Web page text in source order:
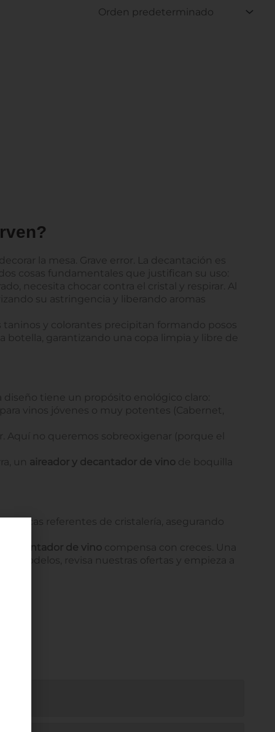
la mesa. Grave error. La decantación es
cosas fundamentales que justifican su uso:
necesita chocar contra el cristal y respirar. Al
su astringencia y liberando aromas
taninos y colorantes precipitan formando posos
garantizando una copa limpia y libre de
diseño tiene un propósito enológico claro:
vinos jóvenes o muy potentes (Cabernet,
Aquí no queremos sobreoxigenar (porque el
un aireador y decantador de vino de boquilla
marcas referentes de cristalería, asegurando
decantador de vino compensa con creces. Una
modelos, revisa nuestras ofertas y empieza a